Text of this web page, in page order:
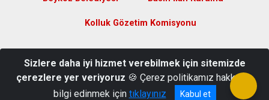
Kolluk Gözetim Komisyonu
Beykoz/İSTANBUL
Tel: 0(216) 322 1420 Fax: 0(216) 322 1416
Sizlere daha iyi hizmet verebilmek için sitemizde
çerezlere yer veriyoruz 🍪 Çerez politikamız hakkında
bilgi edinmek için tıklayınız Kabul et